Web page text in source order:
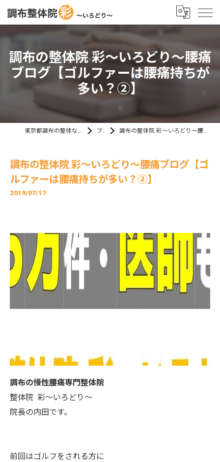
調布の整体院 彩～いろどり～腰痛
ブログ【ゴルファーは腰痛持ちが
多い？②】
東京都調布の整体なら調布整体院 彩～いろどり～ ブログ 調布の整体院 彩～いろどり～腰痛ブログ【ゴルファーは腰痛持ちが多い？②】
調布の整体院 彩～いろどり～腰痛ブログ【ゴ
ルファーは腰痛持ちが多い？②】
2019/07/17
調布の慢性腰痛専門整体院
整体院 彩～いろどり～
院長の内田です。
前回はゴルフをされる方に